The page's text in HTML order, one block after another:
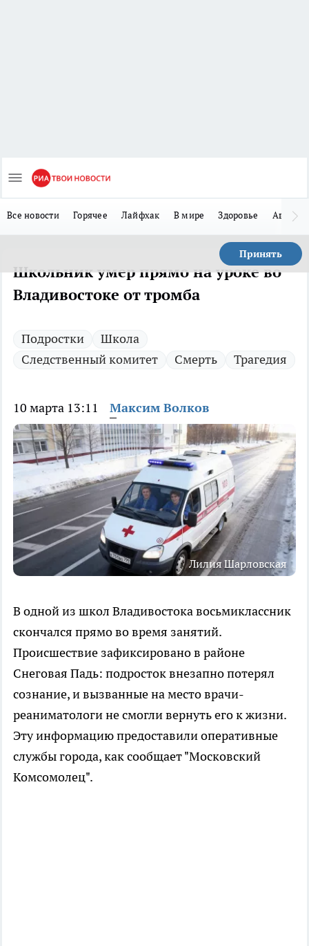
Все новости Горячее Лайфхак В мире Здоровье Авто
Принять
Школьник умер прямо на уроке во
Владивостоке от тромба
Подростки
Школа
Следственный комитет
Смерть Трагедия
10 марта 13:11 Максим Волков
Лилия Шарловская
В одной из школ Владивостока восьмиклассник
скончался прямо во время занятий.
Происшествие зафиксировано в районе
Снеговая Падь: подросток внезапно потерял
сознание, и вызванные на место врачи-
реаниматологи не смогли вернуть его к жизни.
Эту информацию предоставили оперативные
службы города, как сообщает "Московский
Комсомолец".